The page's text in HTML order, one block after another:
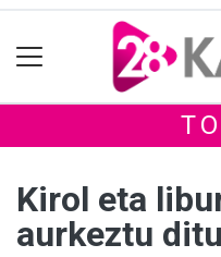
Kirol eta
aurkeztu